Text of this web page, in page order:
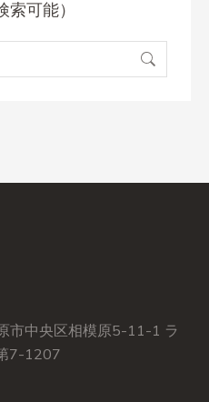
可能）
市中央区相模原5-11-1 ラ
7-1207